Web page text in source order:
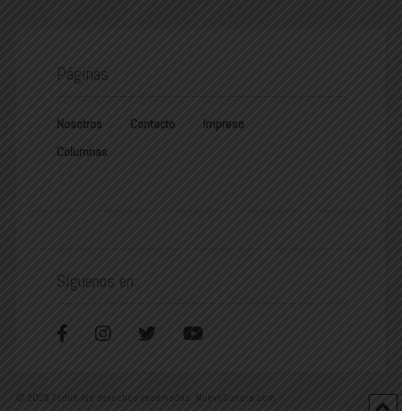
Páginas
Nosotros Contacto
Impreso
Columnas
Síguenos en:
© 2025 Todos los derechos reservados. NuevoSonora.com